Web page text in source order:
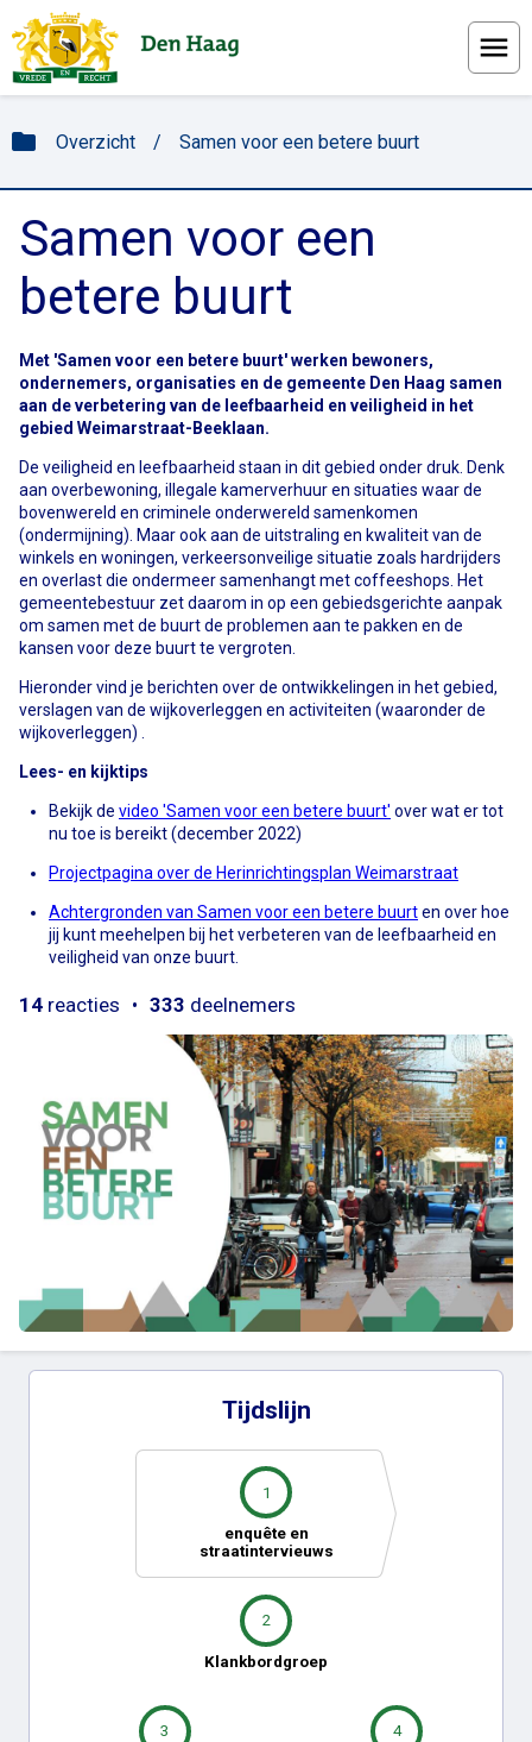
folder Overzicht / Samen voor een betere buurt
Samen voor een
betere buurt
Met 'Samen voor een betere buurt' werken bewoners,
ondernemers, organisaties en de gemeente Den Haag samen
aan de verbetering van de leefbaarheid en veiligheid in het
gebied Weimarstraat-Beeklaan.
De veiligheid en leefbaarheid staan in dit gebied onder druk. Denk
aan overbewoning, illegale kamerverhuur en situaties waar de
bovenwereld en criminele onderwereld samenkomen
(ondermijning). Maar ook aan de uitstraling en kwaliteit van de
winkels en woningen, verkeersonveilige situatie zoals hardrijders
en overlast die ondermeer samenhangt met coffeeshops. Het
gemeentebestuur zet daarom in op een gebiedsgerichte aanpak
om samen met de buurt de problemen aan te pakken en de
kansen voor deze buurt te vergroten.
Hieronder vind je berichten over de ontwikkelingen in het gebied,
verslagen van de wijkoverleggen en activiteiten (waaronder de
wijkoverleggen) .
Lees- en kijktips
Bekijk de video 'Samen voor een betere buurt' over wat er tot
nu toe is bereikt (december 2022)
Projectpagina over de Herinrichtingsplan Weimarstraat
Achtergronden van Samen voor een betere buurten over hoe
jij kunt meehelpen bij het verbeteren van de leefbaarheid en
veiligheid van onze buurt.
14 reacties 333 deelnemers
Tijdslijn
1
enquête en
straatintervieuws
2
Klankbordgroep
3 4